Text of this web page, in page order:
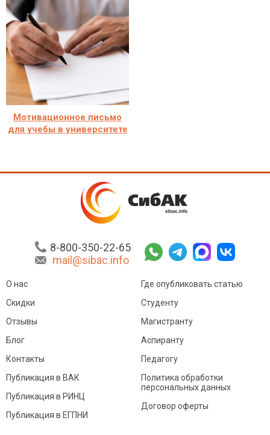
Мотивационное письмо
для учебы в университете
8-800-350-22-65
mail@sibac.info
О нас
Скидки
Отзывы
Блог
Контакты
Где опубликовать статью
Студенту
Магистранту
Аспиранту
Педагогу
Публикация в ВАК
Публикация в РИНЦ
Публикация в ЕГПНИ
Политика обработки
персональных данных
Договор оферты